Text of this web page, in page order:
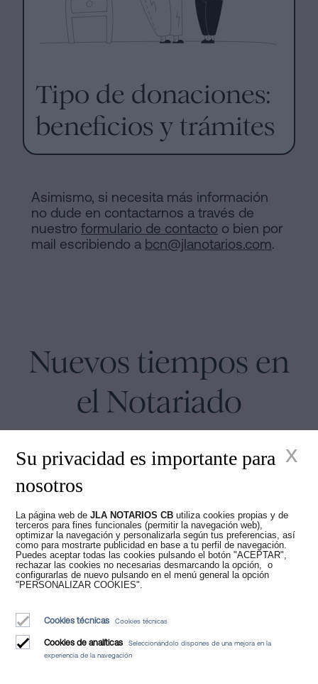
Tipo de donaciones:
beneficios y trámites
Asimismo, si necesita más información
no dude en contactarnos a través de
nuestro formulario de contacto o bien por
mail escribiendo a bcn@jlanotarios.com.
Nuevos tiempos en
el Notariado
Juan Madridejos Velasco
Luis Alberto Álvarez Moreno
Notarios de Barcelona y Notarios online para toda España
Servicios
Quiénes somos
Aviso Legal
Su privacidad es importante para
nosotros
La página web de JLA NOTARIOS CB utiliza cookies propias y de
terceros para fines funcionales (permitir la navegación web),
optimizar la navegación y personalizarla según tus preferencias, así
como para mostrarte publicidad en base a tu perfil de navegación.
Puedes aceptar todas las cookies pulsando el botón "ACEPTAR",
rechazar las cookies no necesarias desmarcando la opción, o
configurarlas de nuevo pulsando en el menú general la opción
"PERSONALIZAR COOKIES".
Cookies técnicas Cookies técnicas
Cookies de analíticas
Seleccionándolo dispones de una mejora en la
experiencia de la navegación
x